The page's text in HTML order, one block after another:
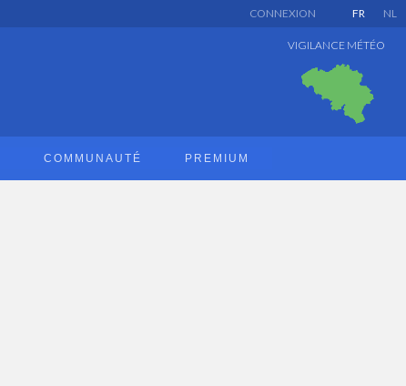
FR NL
CONNEXION
VIGILANCE MÉTÉO
COMMUNAUTÉ PREMIUM